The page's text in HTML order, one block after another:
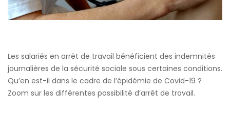
Les salariés en arrêt de travail bénéficient des indemnités
journalières de la sécurité sociale sous certaines conditions.
Qu’en est-il dans le cadre de l’épidémie de Covid-19 ?
Zoom sur les différentes possibilité d’arrêt de travail.